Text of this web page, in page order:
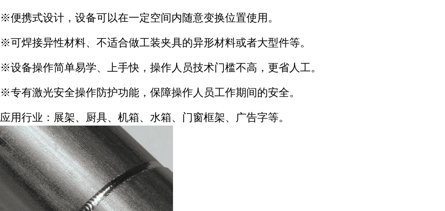
※便携式设计，设备可以在一定空间内随意变换位置使用。
※可焊接异性材料、不适合做工装夹具的异形材料或者大型件等。
※设备操作简单易学、上手快，操作人员技术门槛不高，更省人工。
※专有激光安全操作防护功能，保障操作人员工作期间的安全。
应用行业：展架、厨具、机箱、水箱、门窗框架、广告字等。